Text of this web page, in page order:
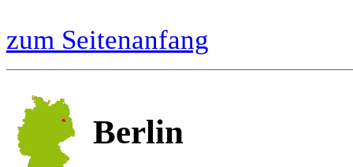
zum Seitenanfang
Berlin